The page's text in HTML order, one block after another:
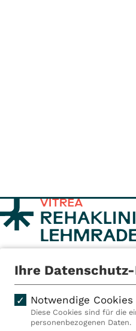
Ihre
Notwendige Cookies
Diese Cookies sind für die
personenbezogenen Daten.